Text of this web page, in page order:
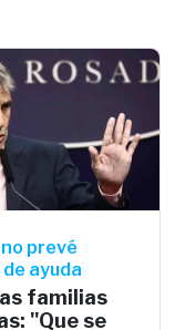
prevé
ayuda
familias
"Que se